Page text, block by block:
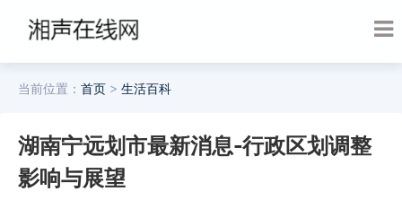
当前位置： 首页 > 生活百科
湖南宁远划市最新消息-行政区划调整
影响与展望